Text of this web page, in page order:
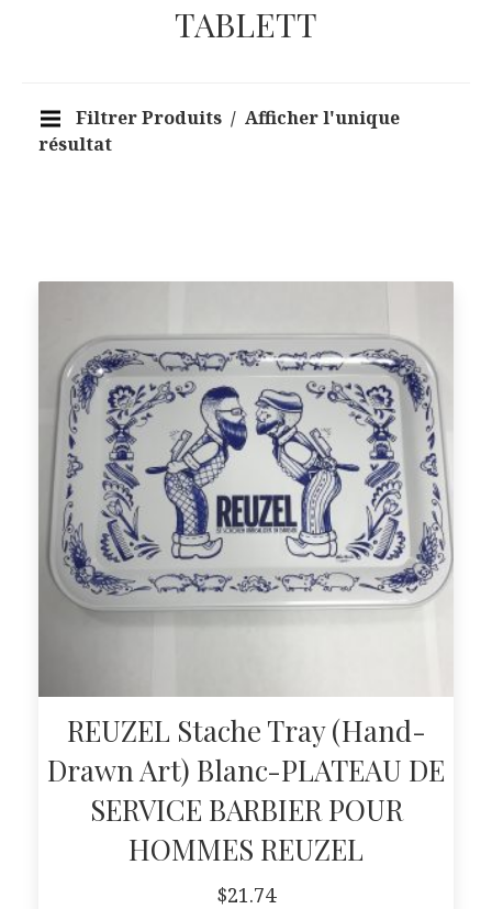
TABLETT
Filtrer Produits
Afficher l'unique
résultat
REUZEL Stache Tray (Hand-
Drawn Art) Blanc-PLATEAU DE
SERVICE BARBIER POUR
HOMMES REUZEL
$21.74